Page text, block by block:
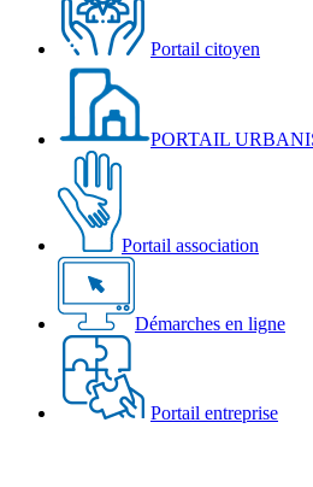
Portail citoyen
PORTAIL
Portail association
Démarches en ligne
Portail entreprise